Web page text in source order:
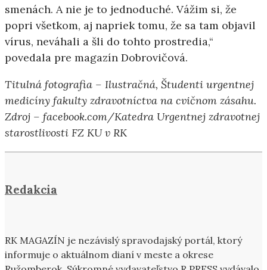
smenách. A nie je to jednoduché. Vážim si, že
popri všetkom, aj napriek tomu, že sa tam objavil
vírus, neváhali a šli do tohto prostredia,“
povedala pre magazín Dobrovičová.
Titulná fotografia – Ilustračná, Študenti urgentnej
medicíny fakulty zdravotníctva na cvičnom zásahu.
Zdroj – facebook.com/Katedra Urgentnej zdravotnej
starostlivosti FZ KU v RK
Redakcia
RK MAGAZÍN je nezávislý spravodajský portál, ktorý
informuje o aktuálnom dianí v meste a okrese